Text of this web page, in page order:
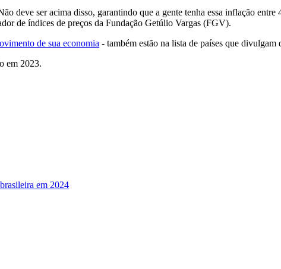
deve ser acima disso, garantindo que a gente tenha essa inflação
de índices de preços da Fundação Getúlio Vargas (FGV).
de sua economia - também estão na lista de países que
em 2023.
em 2024